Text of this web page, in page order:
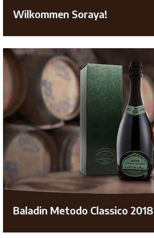
Wilkommen Soraya!
Baladin Metodo Classico 2018